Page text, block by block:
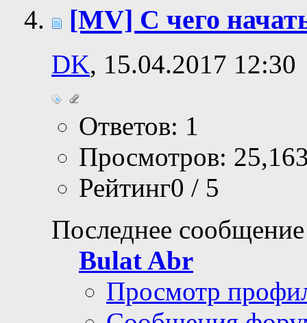
[MV] С чего
DK, 15.04.2017 12:30
Ответов: 1
Просмотров:
Рейтинг0 / 5
Последнее
Bulat Abr
Просмотр